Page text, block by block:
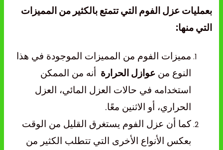
بعمليات عزل الفوم التي تتمتع بالكثير من المميزات
التي منها:
مميزات الفوم من المميزات الموجودة في هذا
النوع من عوازل الحرارة أنه من الممكن
استخدامه في حالات العزل المائي، العزل
الحراري، أو الاثنين معًا.
كما أن عزل الفوم يستغرق القليل من الوقت
بعكس الأنواع الأخرى التي تتطلب الكثير من